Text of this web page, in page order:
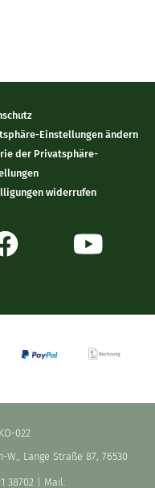
Einstellungen ändern
der Privatsphäre-
widerrufen
022
Lange Straße 87, 76530
38702 | Mail: